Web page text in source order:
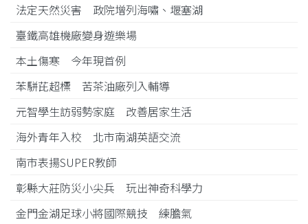
法定天然災害 政院增列海嘯、堰塞湖
臺鐵高雄機廠變身遊樂場
本土傷寒 今年現首例
苯駢芘超標 苦茶油廠列入輔導
元智學生訪弱勢家庭 改善居家生活
海外青年入校 北市南湖英語交流
南市表揚SUPER教師
彰縣大莊防災小尖兵 玩出神奇科學力
金門金湖足球小將國際競技 練膽氣